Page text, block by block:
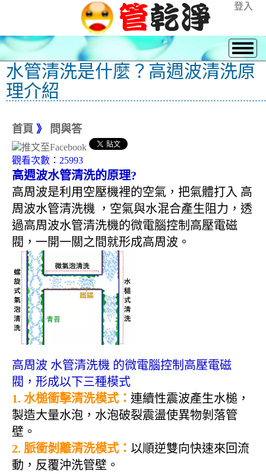
登入
水管清洗是什麼？高週波清洗原
理介紹
首頁 》 問與答
觀看次數：25993
高週波水管清洗的原理?
高周波是利用空壓機裡的空氣，把氣體打入 高
周波水管清洗機 ，空氣與水混合產生阻力，透
過高周波水管清洗機的微電腦控制高壓電磁
閥，一開一關之間就形成高周波。
高周波 水管清洗機 的微電腦控制高壓電磁
閥，形成以下三種模式
1. 水槌衝擊清洗模式： 連續性震波產生水槌，
製造大量水泡，水泡破裂震盪使異物剝落管
壁。
2. 脈衝剝離清洗模式： 以順逆雙向快速來回流
動，反覆沖洗管壁 。